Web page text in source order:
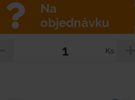
Na
objednávku
Ks